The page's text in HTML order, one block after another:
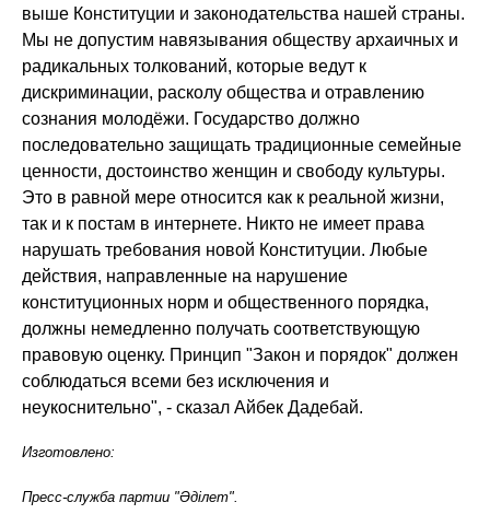
выше Конституции и законодательства нашей страны.
Мы не допустим навязывания обществу архаичных и
радикальных толкований, которые ведут к
дискриминации, расколу общества и отравлению
сознания молодёжи. Государство должно
последовательно защищать традиционные семейные
ценности, достоинство женщин и свободу культуры.
Это в равной мере относится как к реальной жизни,
так и к постам в интернете. Никто не имеет права
нарушать требования новой Конституции. Любые
действия, направленные на нарушение
конституционных норм и общественного порядка,
должны немедленно получать соответствующую
правовую оценку. Принцип "Закон и порядок" должен
соблюдаться всеми без исключения и
неукоснительно", - сказал Айбек Дадебай.
Изготовлено:
Пресс-служба партии "Әділет".